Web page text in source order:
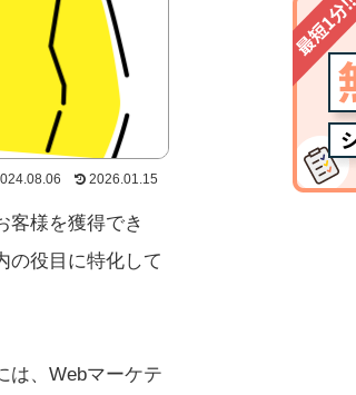
2026.01.15
客様を獲得でき
の役目に特化して
は、Webマーケテ